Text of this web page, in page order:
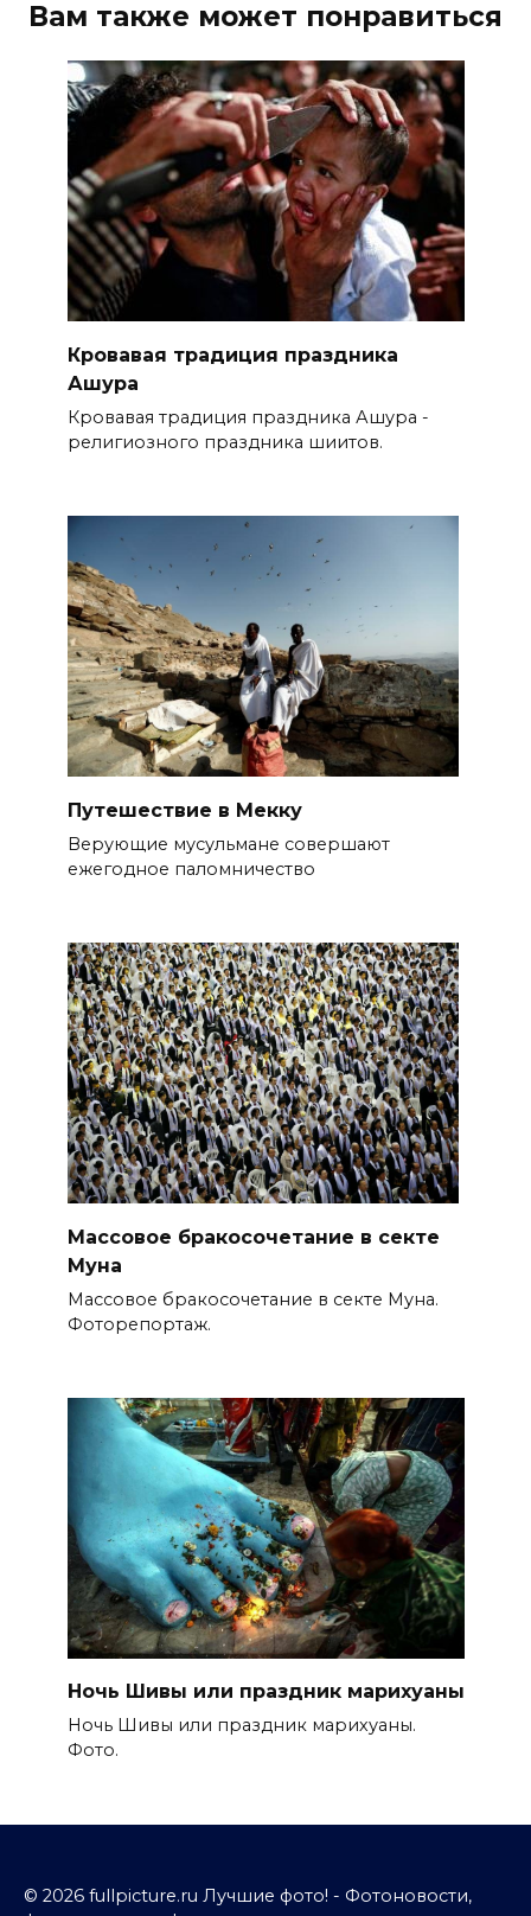
Вам также может понравиться
Кровавая традиция праздника
Ашура
Кровавая традиция праздника Ашура -
религиозного праздника шиитов.
Путешествие в Мекку
Верующие мусульмане совершают
ежегодное паломничество
Массовое бракосочетание в секте
Муна
Массовое бракосочетание в секте Муна.
Фоторепортаж.
Ночь Шивы или праздник марихуаны
Ночь Шивы или праздник марихуаны.
Фото.
© 2026 fullpicture.ru Лучшие фото! - Фотоновости,